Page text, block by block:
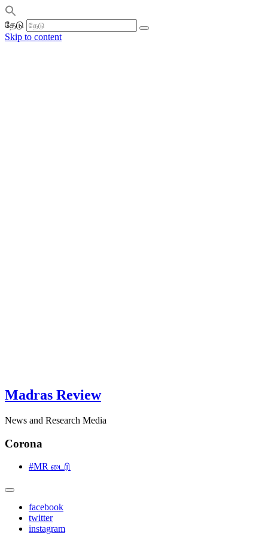
தேடு
Skip to content
Madras Review
News and Research Media
Corona
#MR டைரி
facebook
twitter
instagram